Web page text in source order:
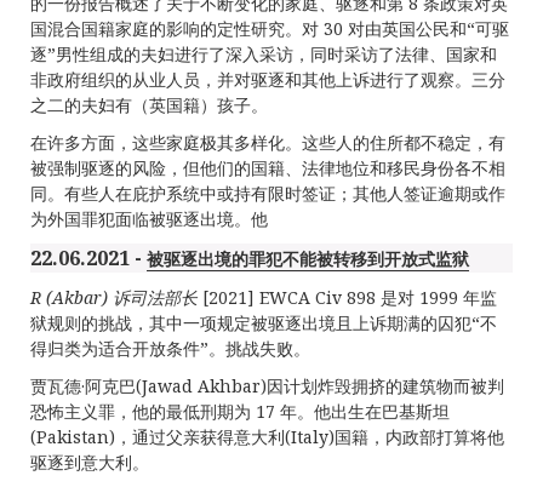
国混合国籍家庭的影响的定性研究。对 30 对由英国公民和“可驱
逐”男性组成的夫妇进行了深入采访，同时采访了法律、国家和
非政府组织的从业人员，并对驱逐和其他上诉进行了观察。三分
之二的夫妇有（英国籍）孩子。
在许多方面，这些家庭极其多样化。这些人的住所都不稳定，有
被强制驱逐的风险，但他们的国籍、法律地位和移民身份各不相
同。有些人在庇护系统中或持有限时签证；其他人签证逾期或作
为外国罪犯面临被驱逐出境。他
22.06.2021 - 被驱逐出境的罪犯不能被转移到开放式监狱
R (Akbar) 诉司法部长 [2021] EWCA Civ 898 是对 1999 年监
狱规则的挑战，其中一项规定被驱逐出境且上诉期满的囚犯“不
得归类为适合开放条件”。挑战失败。
贾瓦德·阿克巴(Jawad Akhbar)因计划炸毁拥挤的建筑物而被判
恐怖主义罪，他的最低刑期为 17 年。他出生在巴基斯坦
(Pakistan)，通过父亲获得意大利(Italy)国籍，内政部打算将他
驱逐到意大利。